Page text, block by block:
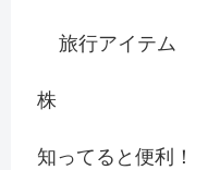
旅行アイテム
株
知ってると便利！